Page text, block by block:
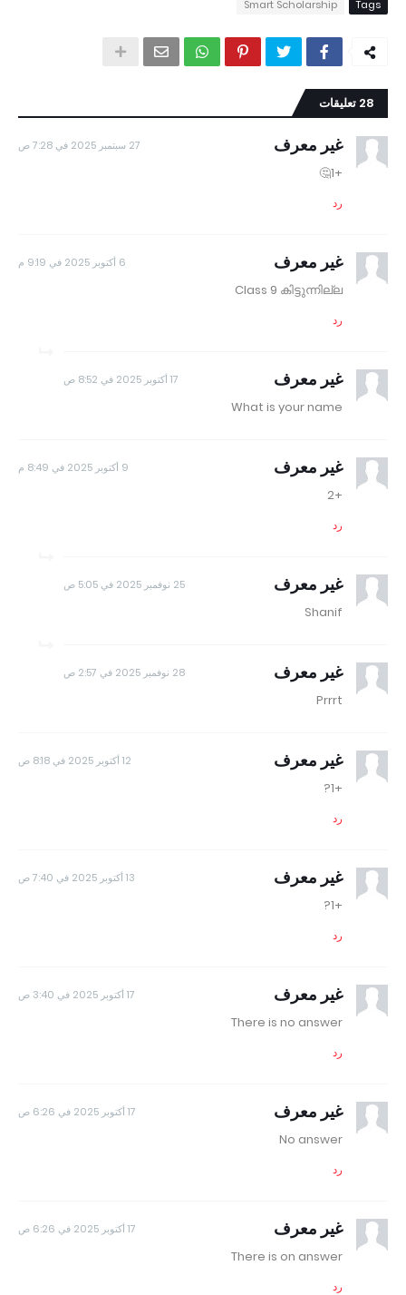
Tags
Smart Scholarship
28 تعليقات
غير معرف 27 سبتمبر 2025 في 7:28 ص
+1🤔
رد
غير معرف 6 أكتوبر 2025 في 9:19 م
Class 9 കിട്ടുന്നില്ല
رد
غير معرف 17 أكتوبر 2025 في 8:52 ص
What is your name
غير معرف 9 أكتوبر 2025 في 8:49 م
+2
رد
غير معرف 25 نوفمبر 2025 في 5:05 ص
Shanif
غير معرف 28 نوفمبر 2025 في 2:57 ص
Prrrt
غير معرف 12 أكتوبر 2025 في 8:18 ص
+1?
رد
غير معرف 13 أكتوبر 2025 في 7:40 ص
+1?
رد
غير معرف 17 أكتوبر 2025 في 3:40 ص
There is no answer
رد
غير معرف 17 أكتوبر 2025 في 6:26 ص
No answer
رد
غير معرف 17 أكتوبر 2025 في 6:26 ص
There is on answer
رد